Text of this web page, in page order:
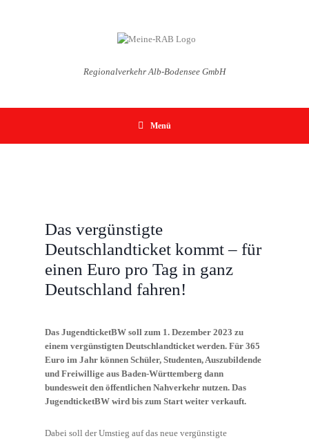
Regionalverkehr Alb-Bodensee GmbH
Menü
Das vergünstigte
Deutschlandticket kommt – für
einen Euro pro Tag in ganz
Deutschland fahren!
Das JugendticketBW soll zum 1. Dezember 2023 zu
einem vergünstigten Deutschlandticket werden. Für 365
Euro im Jahr können Schüler, Studenten, Auszubildende
und Freiwillige aus Baden-Württemberg dann
bundesweit den öffentlichen Nahverkehr nutzen. Das
JugendticketBW wird bis zum Start weiter verkauft.
Dabei soll der Umstieg auf das neue vergünstigte